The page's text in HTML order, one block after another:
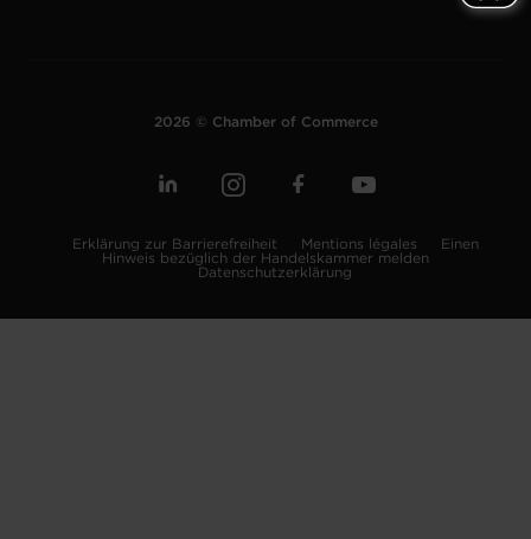
2026 © Chamber of Commerce
Erklärung zur Barrierefreiheit Mentions légales
Einen
Hinweis bezüglich der Handelskammer melden
Datenschutzerklärung